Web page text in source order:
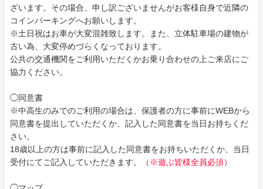
ざいます。その場合、申し訳ございませんがお客様自身で近隣の
コインパーキングへお願いします。
※土日祝はお車が大変混雑致します。また、立体駐車場の建物が
古い為、大変停めづらくなっております。
公共の交通機関をご利用いただくかお乗り合わせの上ご来店にご
協力ください。
◯同意書
※中高生のみでのご利用の場合は、保護者の方に事前にWEBから
同意書を提出していただくか、記入した同意書を当日お持ちくだ
さい。
18歳以上の方は事前に記入した同意書をお持ちいただくか、当日
受付にてご記入していただきます。
（※遊ぶ皆様全員必須）